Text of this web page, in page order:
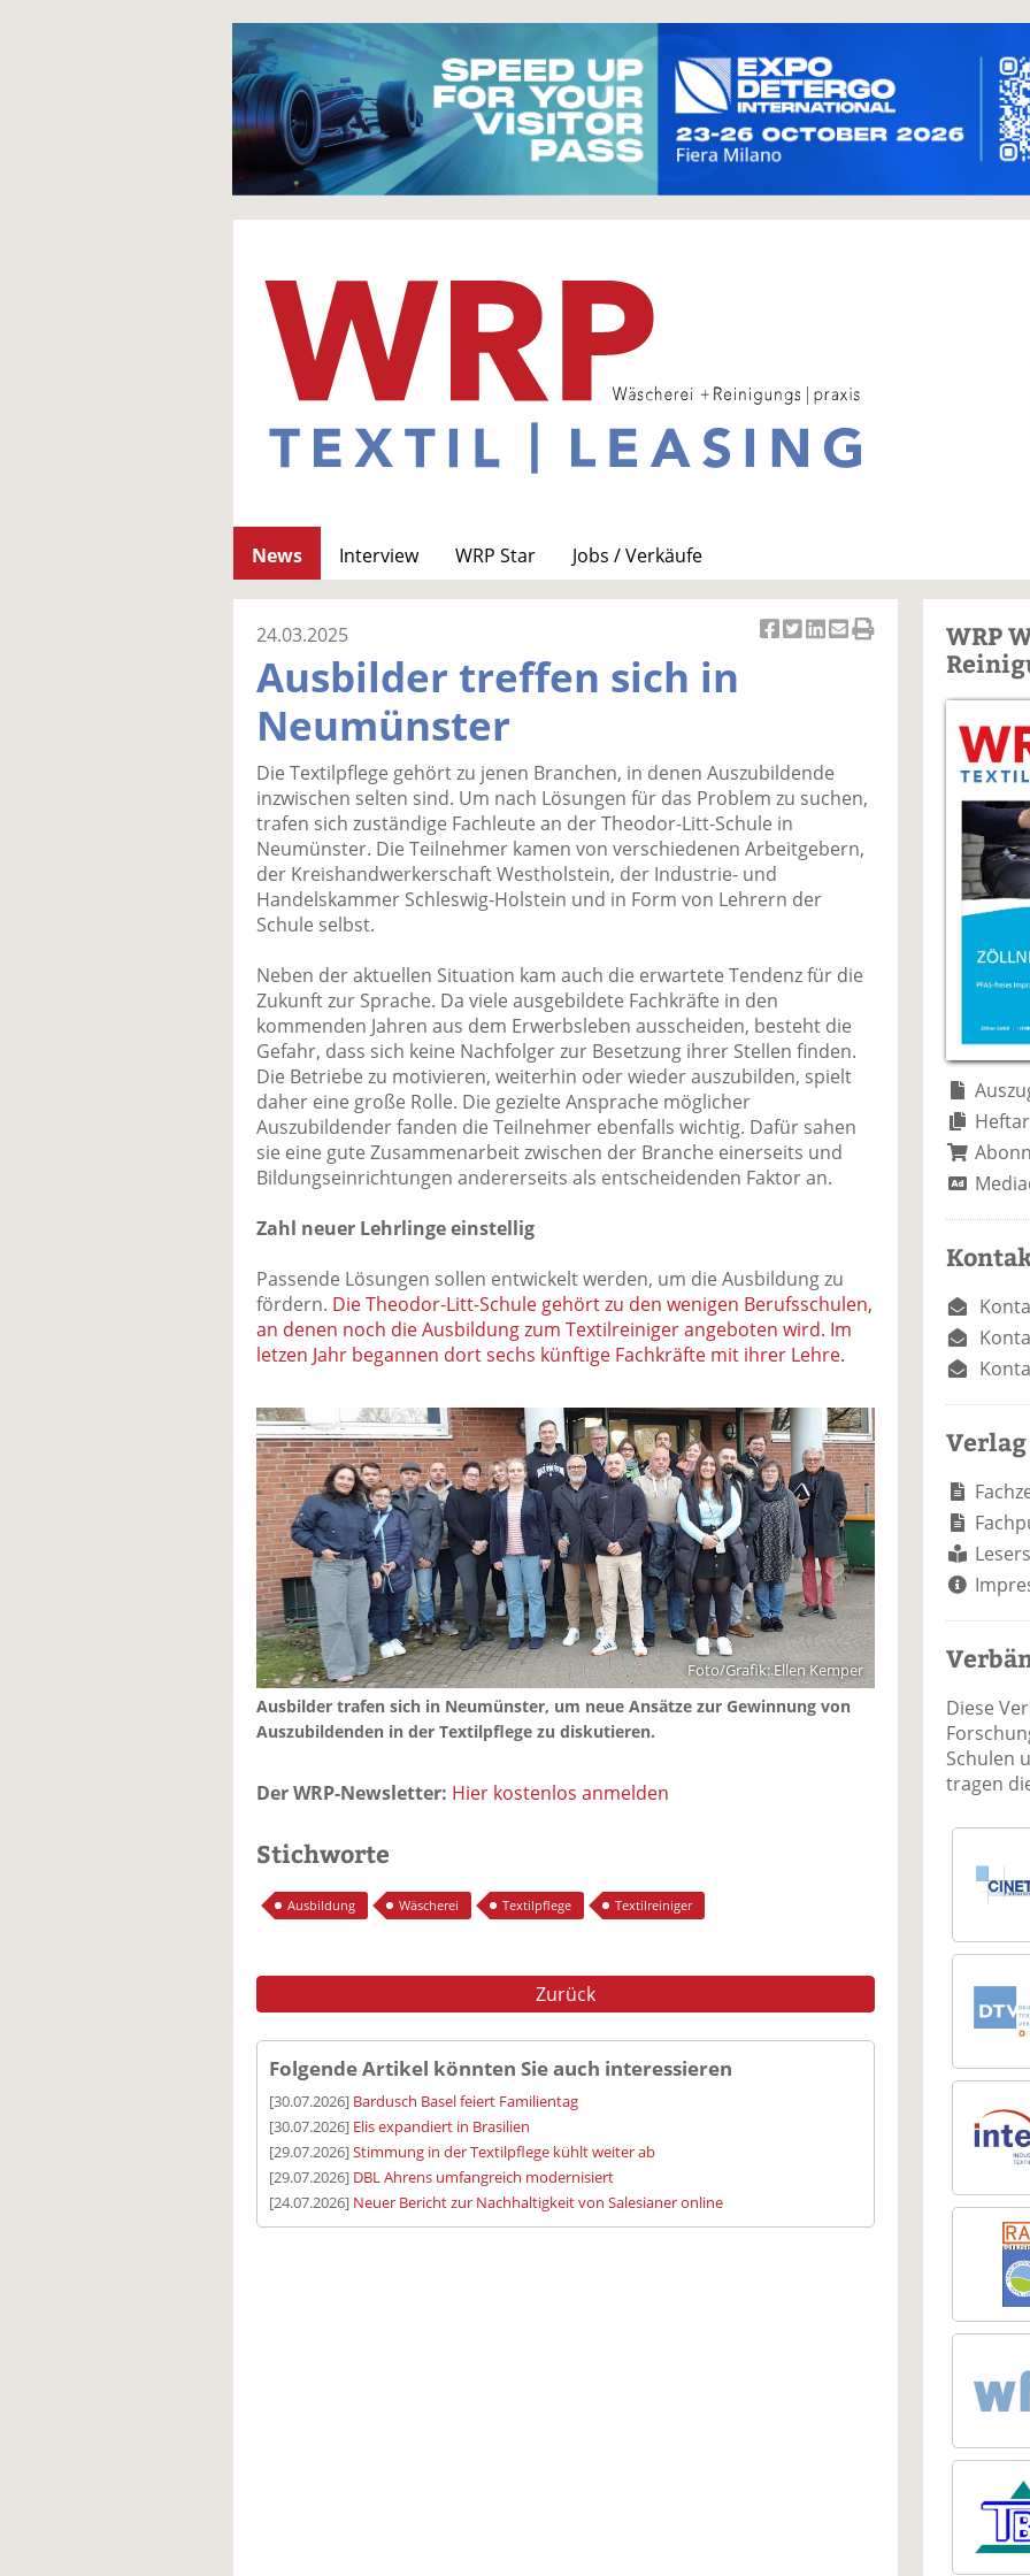
News Interview WRP Star
Jobs / Verkäufe
uf
F
ac
e
b
o
te
il
e
n
wi
tt
er
n
uf
Li
k
di
il
n
er
E
ai
n
e
n
ck
n
24.03.2025
Ausbilder treffen sich in
Neumünster
Die Textilpflege gehört zu jenen Branchen, in denen Auszubildende
inzwischen selten sind. Um nach Lösungen für das Problem zu suchen,
trafen sich zuständige Fachleute an der Theodor-Litt-Schule in
Neumünster. Die Teilnehmer kamen von verschiedenen Arbeitgebern,
der Kreishandwerkerschaft Westholstein, der Industrie- und
Handelskammer Schleswig-Holstein und in Form von Lehrern der
Schule selbst.
Neben der aktuellen Situation kam auch die erwartete Tendenz für die
Zukunft zur Sprache. Da viele ausgebildete Fachkräfte in den
kommenden Jahren aus dem Erwerbsleben ausscheiden, besteht die
Gefahr, dass sich keine Nachfolger zur Besetzung ihrer Stellen finden.
Die Betriebe zu motivieren, weiterhin oder wieder auszubilden, spielt
daher eine große Rolle. Die gezielte Ansprache möglicher
Auszubildender fanden die Teilnehmer ebenfalls wichtig. Dafür sahen
sie eine gute Zusammenarbeit zwischen der Branche einerseits und
Bildungseinrichtungen andererseits als entscheidenden Faktor an.
Zahl neuer Lehrlinge einstellig
Passende Lösungen sollen entwickelt werden, um die Ausbildung zu
fördern. Die Theodor-Litt-Schule gehört zu den wenigen Berufsschulen,
an denen noch die Ausbildung zum Textilreiniger angeboten wird. Im
letzen Jahr begannen dort sechs künftige Fachkräfte mit ihrer Lehre.
Foto/Grafik: Ellen Kemper
Ausbilder trafen sich in Neumünster, um neue Ansätze zur Gewinnung von
Auszubildenden in der Textilpflege zu diskutieren.
Der WRP-Newsletter: Hier kostenlos anmelden
Stichworte
Ausbildung Wäscherei Textilpflege Textilreiniger
Zurück
Folgende Artikel könnten Sie auch interessieren
[30.07.2026] Bardusch Basel feiert Familientag
[30.07.2026] Elis expandiert in Brasilien
[29.07.2026]Stimmung in der Textilpflege kühlt weiter ab
[29.07.2026] DBL Ahrens umfangreich modernisiert
[24.07.2026] Neuer Bericht zur Nachhaltigkeit von Salesianer online
WRP
Verlag
Diese
Schulen
tragen